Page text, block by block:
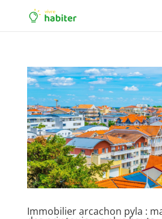
Immobilier arcachon pyla :